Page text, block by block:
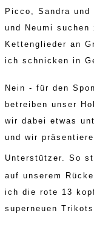
Picco, Sandra
und Neumi suchen
Kettenglieder an
ich schnicken in
Nein - für den
betreiben unser
wir dabei etwas
und wir
Unterstützer. So
auf unserem
ich die rote 13
superneuen Trikots